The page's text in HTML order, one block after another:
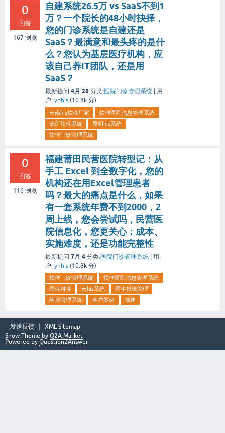
0
回答
167 浏览
自建系统26.5万 vs SaaS不到1
万？一个院长的48小时抉择，
您的门诊系统是自建还是
SaaS？最满意和最头疼的是什
么？您认为基层医疗机构，应
该自己养IT团队，还是用
SaaS？
最新提问 4月 28 分类:医院门诊管理系统
用
户: ynhis (10.8k 分)
云南his软件厂家
软佳医院信息管理系统
诊所软件系统
昆明his系统
软佳门诊管理系统
0
回答
116 浏览
福建莆田民营医院转型记：从
手工 Excel 到全数字化，您的
机构还在用Excel管理患者
吗？最大的痛点是什么，如果
有一套系统年费不到2000，2
周上线，您会尝试吗，民营医
院信息化，您更关心：成本、
实施难度，还是功能完整性
最新提问 7月 4 分类:医院门诊管理系统
用
户: ynhis (10.8k 分)
软佳门诊管理系统
软佳医院信息管理系统
医保对接
云his系统
医生排班管理
药房管理系统
客户案例 福建
发送反馈
XML Sitemap
Snow Theme by Q2A Market
Powered by Question2Answer